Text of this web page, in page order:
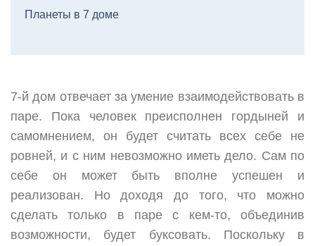
Планеты в 7 доме
7-й дом отвечает за умение взаимодействовать в
паре. Пока человек преисполнен гордыней и
самомнением, он будет считать всех себе не
ровней, и с ним невозможно иметь дело. Сам по
себе он может быть вполне успешен и
реализован. Но доходя до того, что можно
сделать только в паре с кем-то, объединив
возможности, будет буксовать. Поскольку в